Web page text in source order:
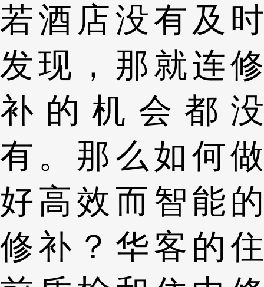
若酒店没有及时
发现，那就连修
补的机会都没
有。那么如何做
好高效而智能的
修补？华客的住